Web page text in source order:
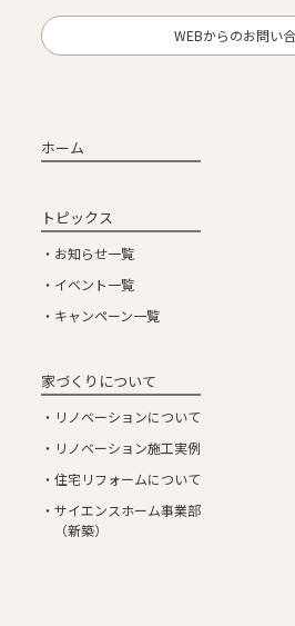
WEBからのお問い
ホーム
トピックス
お知らせ一覧
イベント一覧
キャンペーン一覧
家づくりについて
リノベーションについて
リノベーション施工実例
住宅リフォームについて
サイエンスホーム事業部
（新築）